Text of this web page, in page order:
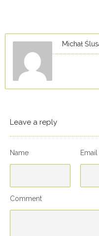
Michał
Leave a reply
Name Email
Comment